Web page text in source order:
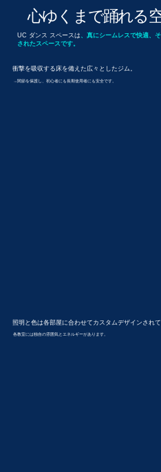
心ゆくまで踊れる空
UC ダンス スペースは 、真にシームレスで快適、
されたスペースです。
衝撃を吸収する床を備えた広々としたジム。
→関節を保護し、初心者にも長期使用者にも安全です。
照明と色は各部屋に合わせてカスタムデザインされて
各教室には独自の雰囲気とエネルギーがあります。